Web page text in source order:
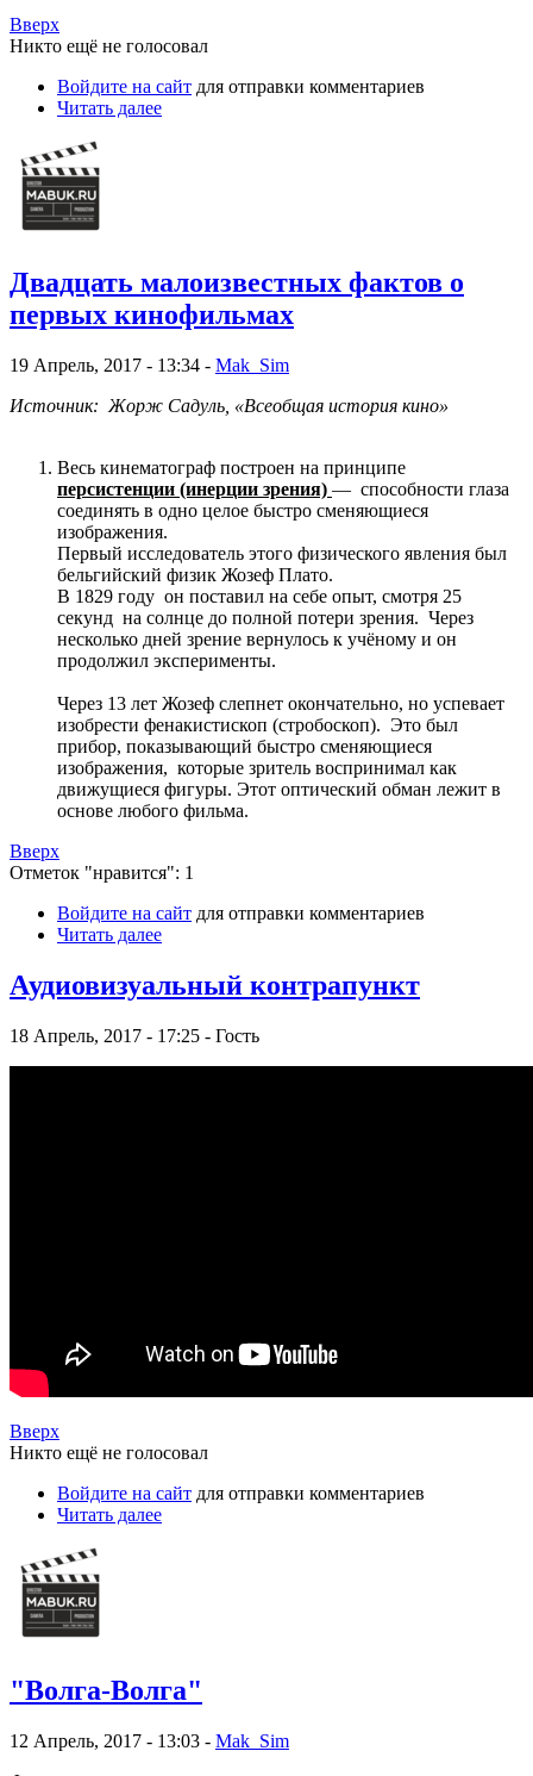
Вверх
Никто ещё не голосовал
Войдите на сайт для отправки комментариев
Читать далее
Двадцать малоизвестных фактов о
первых кинофильмах
19 Апрель, 2017 - 13:34 - Mak_Sim
Источник: Жорж Садуль, «Всеобщая история кино»
Весь кинематограф построен на принципе
персистенции (инерции зрения) — способности глаза
соединять в одно целое быстро сменяющиеся
изображения.
Первый исследователь этого физического явления был
бельгийский физик Жозеф Плато.
В 1829 году он поставил на себе опыт, смотря 25
секунд на солнце до полной потери зрения. Через
несколько дней зрение вернулось к учёному и он
продолжил эксперименты.
Через 13 лет Жозеф слепнет окончательно, но успевает
изобрести фенакистископ (стробоскоп). Это был
прибор, показывающий быстро сменяющиеся
изображения, которые зритель воспринимал как
движущиеся фигуры. Этот оптический обман лежит в
основе любого фильма.
Вверх
Отметок "нравится": 1
Войдите на сайт для отправки комментариев
Читать далее
Аудиовизуальный контрапункт
18 Апрель, 2017 - 17:25 - Гость
Вверх
Никто ещё не голосовал
Войдите на сайт для отправки комментариев
Читать далее
"Волга-Волга"
12 Апрель, 2017 - 13:03 - Mak_Sim